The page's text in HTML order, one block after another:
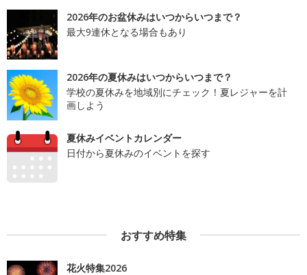
2026年のお盆休みはいつからいつまで？
最大9連休となる場合もあり
2026年の夏休みはいつからいつまで？
学校の夏休みを地域別にチェック！夏レジャーを計
画しよう
夏休みイベントカレンダー
日付から夏休みのイベントを探す
おすすめ特集
花火特集2026